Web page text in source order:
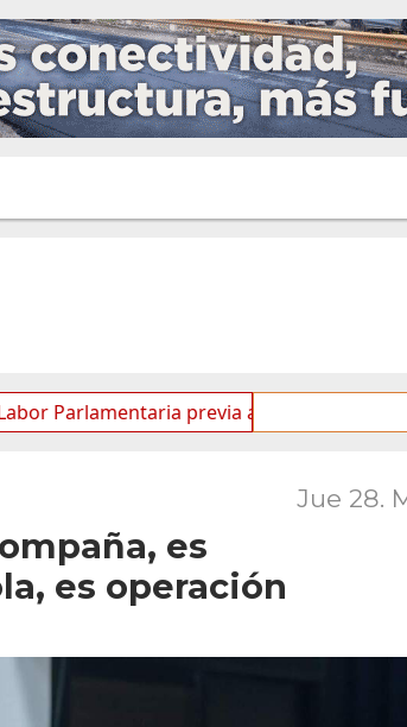
previa a la 5.ª Sesión Ordinaria
Jue 28.
es
es operación